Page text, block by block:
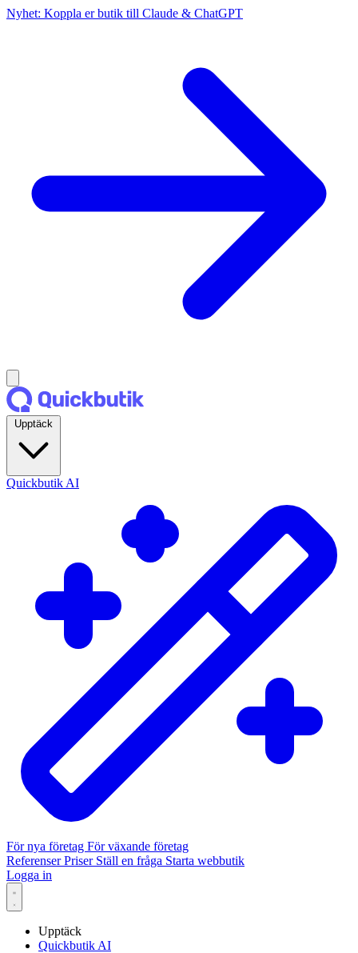
Nyhet: Koppla er butik till Claude & ChatGPT
Quickbutik AI
För nya företag För växande företag
ReferenserPriser Ställ en fråga Starta webbutik
Logga in
Upptäck
Quickbutik AI